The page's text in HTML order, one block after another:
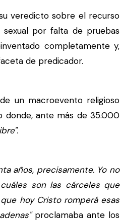
veredicto sobre el recurso
por falta de pruebas
completamente y,
de predicador.
un macroevento religioso
donde, ante más de 35.000
años, precisamente. Yo no
son las cárceles que
hoy Cristo romperá esas
proclamaba ante los